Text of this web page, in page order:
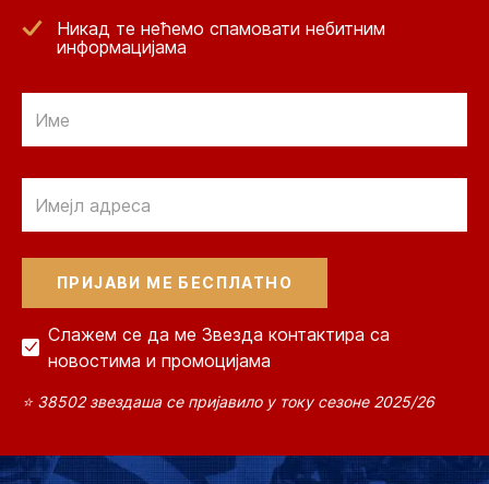
Никад те нећемо спамовати небитним
информацијама
Слажем се да ме Звезда контактира са
новостима и промоцијама
⭐ 38502 звездаша се пријавило у току сезоне 2025/26